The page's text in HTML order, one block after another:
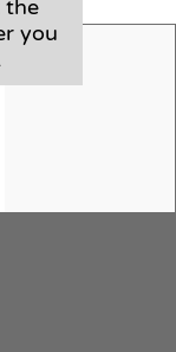
the
you